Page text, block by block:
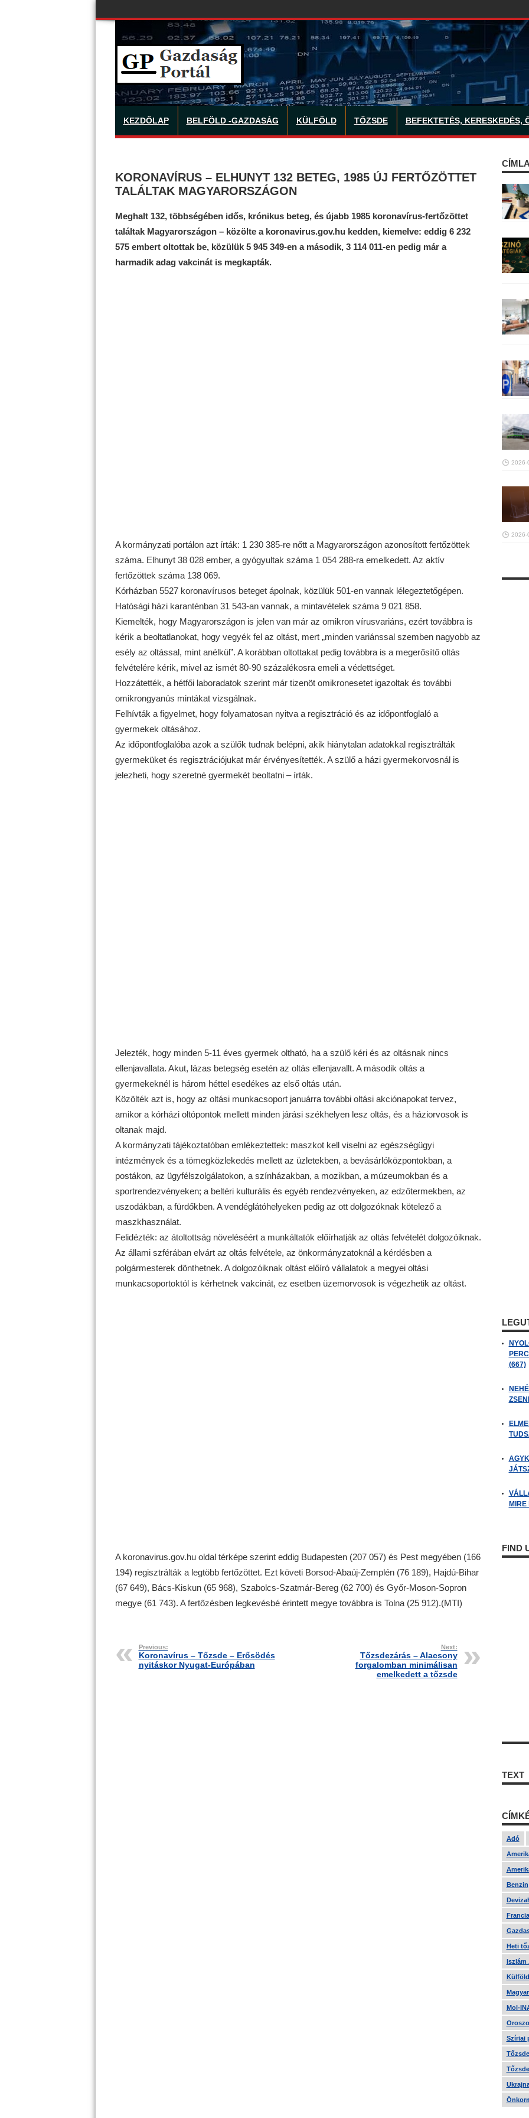
KEZDŐLAP BELFÖLD -GAZDASÁG KÜLFÖLD TŐZSDE BEFEKTETÉS, KERESKEDÉS,
KORONAVÍRUS – ELHUNYT 132 BETEG, 1985 ÚJ FERTŐZÖTTET
TALÁLTAK MAGYARORSZÁGON
Meghalt 132, többségében idős, krónikus beteg, és újabb 1985 koronavírus-fertőzöttet
találtak Magyarországon – közölte a koronavirus.gov.hu kedden, kiemelve: eddig 6 232
575 embert oltottak be, közülük 5 945 349-en a második, 3 114 011-en pedig már a
harmadik adag vakcinát is megkapták.
A kormányzati portálon azt írták: 1 230 385-re nőtt a Magyarországon azonosított fertőzöttek
száma. Elhunyt 38 028 ember, a gyógyultak száma 1 054 288-ra emelkedett. Az aktív
fertőzöttek száma 138 069.
Kórházban 5527 koronavírusos beteget ápolnak, közülük 501-en vannak lélegeztetőgépen.
Hatósági házi karanténban 31 543-an vannak, a mintavételek száma 9 021 858.
Kiemelték, hogy Magyarországon is jelen van már az omikron vírusvariáns, ezért továbbra is
kérik a beoltatlanokat, hogy vegyék fel az oltást, mert „minden variánssal szemben nagyobb az
esély az oltással, mint anélkül”. A korábban oltottakat pedig továbbra is a megerősítő oltás
felvételére kérik, mivel az ismét 80-90 százalékosra emeli a védettséget.
Hozzátették, a hétfői laboradatok szerint már tizenöt omikronesetet igazoltak és további
omikrongyanús mintákat vizsgálnak.
Felhívták a figyelmet, hogy folyamatosan nyitva a regisztráció és az időpontfoglaló a
gyermekek oltásához.
Az időpontfoglalóba azok a szülők tudnak belépni, akik hiánytalan adatokkal regisztrálták
gyermeküket és regisztrációjukat már érvényesítették. A szülő a házi gyermekorvosnál is
jelezheti, hogy szeretné gyermekét beoltatni – írták.
Jelezték, hogy minden 5-11 éves gyermek oltható, ha a szülő kéri és az oltásnak nincs
ellenjavallata. Akut, lázas betegség esetén az oltás ellenjavallt. A második oltás a
gyermekeknél is három héttel esedékes az első oltás után.
Közölték azt is, hogy az oltási munkacsoport januárra további oltási akciónapokat tervez,
amikor a kórházi oltópontok mellett minden járási székhelyen lesz oltás, és a háziorvosok is
oltanak majd.
A kormányzati tájékoztatóban emlékeztettek: maszkot kell viselni az egészségügyi
intézmények és a tömegközlekedés mellett az üzletekben, a bevásárlóközpontokban, a
postákon, az ügyfélszolgálatokon, a színházakban, a mozikban, a múzeumokban és a
sportrendezvényeken; a beltéri kulturális és egyéb rendezvényeken, az edzőtermekben, az
uszodákban, a fürdőkben. A vendéglátóhelyeken pedig az ott dolgozóknak kötelező a
maszkhasználat.
Felidézték: az átoltottság növeléséért a munkáltatók előírhatják az oltás felvételét dolgozóiknak.
Az állami szférában elvárt az oltás felvétele, az önkormányzatoknál a kérdésben a
polgármesterek dönthetnek. A dolgozóiknak oltást előíró vállalatok a megyei oltási
munkacsoportoktól is kérhetnek vakcinát, ez esetben üzemorvosok is végezhetik az oltást.
A koronavirus.gov.hu oldal térképe szerint eddig Budapesten (207 057) és Pest megyében (166
194) regisztrálták a legtöbb fertőzöttet. Ezt követi Borsod-Abaúj-Zemplén (76 189), Hajdú-Bihar
(67 649), Bács-Kiskun (65 968), Szabolcs-Szatmár-Bereg (62 700) és Győr-Moson-Sopron
megye (61 743). A fertőzésben legkevésbé érintett megye továbbra is Tolna (25 912).(MTI)
Previous:
Koronavírus – Tőzsde – Erősödés
nyitáskor Nyugat-Európában
Next:
Tőzsdezárás – Alacsony
forgalomban minimálisan
emelkedett a tőzsde
2026-
2026-
(667)
MIRE
FIND
TEXT
Adó
Benzin
Heti
Iszlám
Mol-
Szíriai